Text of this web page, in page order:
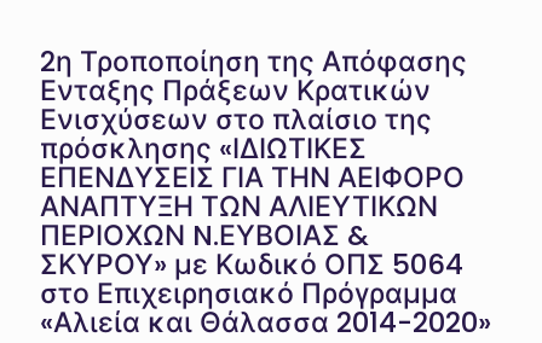
2η Τροποποίηση της Απόφασης
Ενταξης Πράξεων Κρατικών
Ενισχύσεων στο πλαίσιο της
πρόσκλησης «ΙΔΙΩΤΙΚΕΣ
ΕΠΕΝΔΥΣΕΙΣ ΓΙΑ ΤΗΝ ΑΕΙΦΟΡΟ
ΑΝΑΠΤΥΞΗ ΤΩΝ ΑΛΙΕΥΤΙΚΩΝ
ΠΕΡΙΟΧΩΝ N.ΕΥΒΟΙΑΣ &
ΣΚΥΡΟΥ» με Κωδικό ΟΠΣ 5064
στο Επιχειρησιακό Πρόγραμμα
«Αλιεία και Θάλασσα 2014-2020»